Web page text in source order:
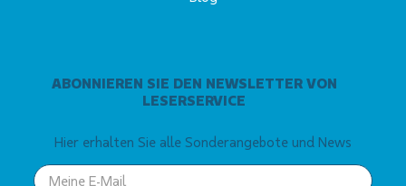
ABONNIEREN SIE DEN NEWSLETTER VON
LESERSERVICE
Hier erhalten Sie alle Sonderangebote und News
Your